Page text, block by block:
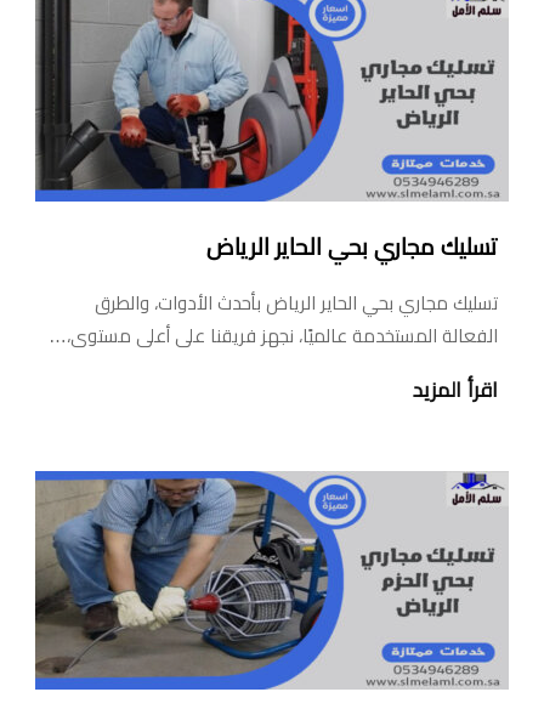
تسليك مجاري بحي الحاير الرياض
تسليك مجاري بحي الحاير الرياض بأحدث الأدوات، والطرق
الفعالة المستخدمة عالميًا، نجهز فريقنا على أعلى مستوى،…
اقرأ المزيد